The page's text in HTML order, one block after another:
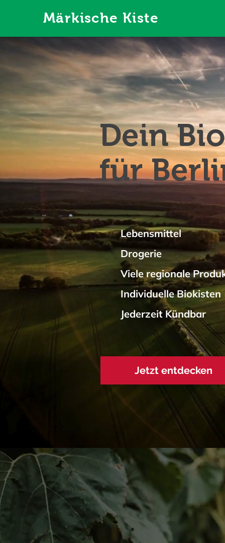
Märkische Kiste
Dein
für
Lebensmittel
Drogerie
Viele regionale
Individuelle Biokisten
Jederzeit Kündbar
Jetzt entdecken